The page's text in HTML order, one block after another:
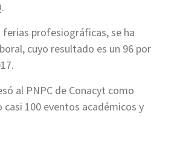
ferias profesiográficas, se ha
cuyo resultado es un 96 por
al PNPC de Conacyt como
casi 100 eventos académicos y